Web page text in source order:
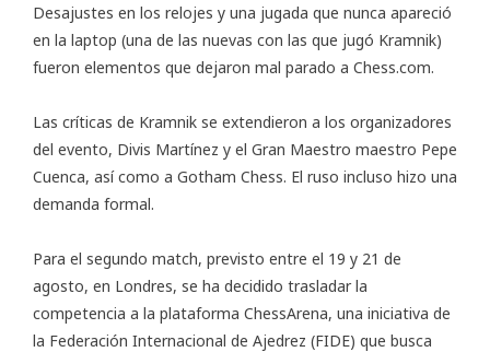
Desajustes en los relojes y una jugada que nunca apareció
en la laptop (una de las nuevas con las que jugó Kramnik)
fueron elementos que dejaron mal parado a Chess.com.
Las críticas de Kramnik se extendieron a los organizadores
del evento, Divis Martínez y el Gran Maestro maestro Pepe
Cuenca, así como a Gotham Chess. El ruso incluso hizo una
demanda formal.
Para el segundo match, previsto entre el 19 y 21 de
agosto, en Londres, se ha decidido trasladar la
competencia a la plataforma ChessArena, una iniciativa de
la Federación Internacional de Ajedrez (FIDE) que busca